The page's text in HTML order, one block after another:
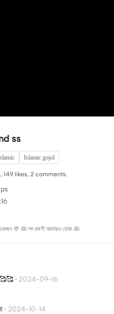
ss
Islamic gojol
149 likes, 2 comments.
একজন 👳 👰 সৎ রমণী আমারও হোক 👰
· 2024-09-16
· 2024-10-14